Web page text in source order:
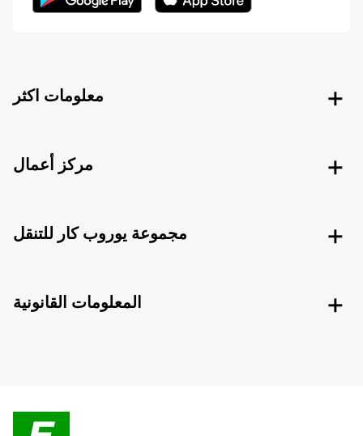
معلومات اكثر
مركز أعمال
مجموعة يوروب كار للتنقل
المعلومات القانونية